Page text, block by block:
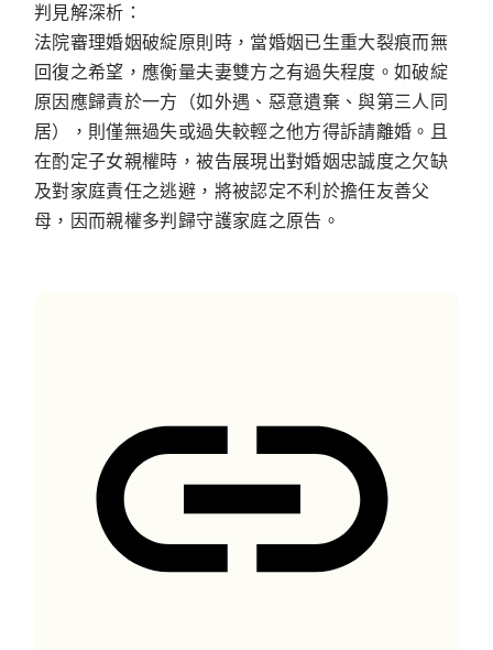
判見解深析：
法院審理婚姻破綻原則時，當婚姻已生重大裂痕而無
回復之希望，應衡量夫妻雙方之有過失程度。如破綻
原因應歸責於一方（如外遇、惡意遺棄、與第三人同
居），則僅無過失或過失較輕之他方得訴請離婚。且
在酌定子女親權時，被告展現出對婚姻忠誠度之欠缺
及對家庭責任之逃避，將被認定不利於擔任友善父
母，因而親權多判歸守護家庭之原告。